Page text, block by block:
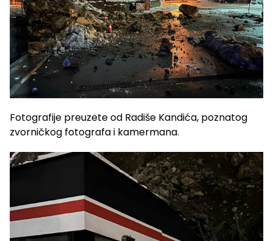
Fotografije preuzete od Radiše Kandića, poznatog
zvorničkog fotografa i kamermana.